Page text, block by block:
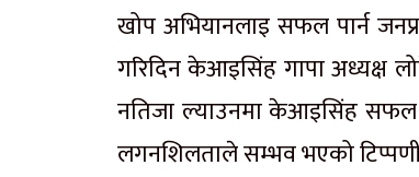
खोप अभियानलाइ सफल पार्न
गरिदिन केआइसिंह गापा अध्यक्ष
नतिजा ल्याउनमा केआइसिंह सफल
लगनशिलताले सम्भव भएको